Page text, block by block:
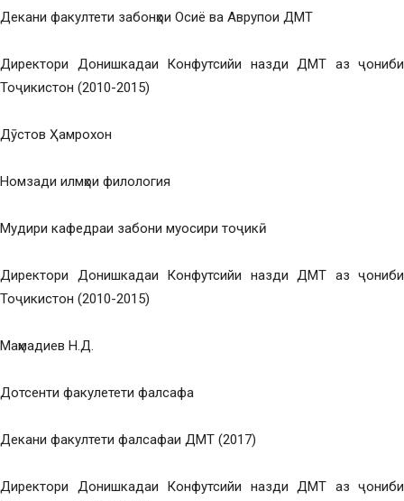
Декани факултети забонҳои Осиё ва Аврупои ДМТ
Директори Донишкадаи Конфутсийи назди ДМТ аз ҷониби
Тоҷикистон (2010-2015)
Дӯстов Ҳамрохон
Номзади илмҳои филология
Мудири кафедраи забони муосири тоҷикӣ
Директори Донишкадаи Конфутсийи назди ДМТ аз ҷониби
Тоҷикистон (2010-2015)
Маҳмадиев Н.Д.
Дотсенти факулетети фалсафа
Декани факултети фалсафаи ДМТ (2017)
Директори Донишкадаи Конфутсийи назди ДМТ аз ҷониби